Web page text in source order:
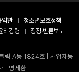
약관
청소년보호정책
강령
정정·반론보도
릭 A동 1824호 | 사업자등
: 명세환